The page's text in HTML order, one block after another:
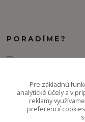
PORADÍME?
Po-Pi 10-16:00Pre základnú
analytické účely a v
reklamy
preferencií